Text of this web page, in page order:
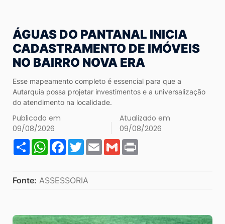
[alt+4]
ÁGUAS DO PANTANAL INICIA
CADASTRAMENTO DE IMÓVEIS
NO BAIRRO NOVA ERA
Esse mapeamento completo é essencial para que a
Autarquia possa projetar investimentos e a universalização
do atendimento na localidade.
Publicado em
09/08/2026
Atualizado em
09/08/2026
ShareWhatsApp
Facebook
Twitter
EmailGmail
Fonte: ASSESSORIA